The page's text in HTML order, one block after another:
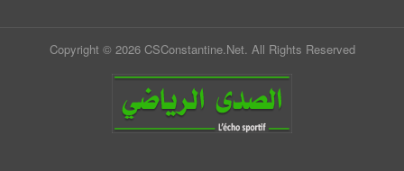
Copyright © 2026 CSConstantine.Net. All Rights Reserved